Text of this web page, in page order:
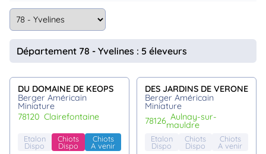
..
Assurances
Connexion
Département 78 - Yvelines : 5 éleveurs
DU DOMAINE DE KEOPS
Berger Américain
Miniature
78120
clairefontaine
Etalon
Dispo
Chiots
Dispo
Chiots
A venir
DES JARDINS DE VERONE
Berger Américain
Miniature
78126 aulnay-sur-
mauldre
Etalon
Dispo
Chiots
Dispo
Chiots
A venir